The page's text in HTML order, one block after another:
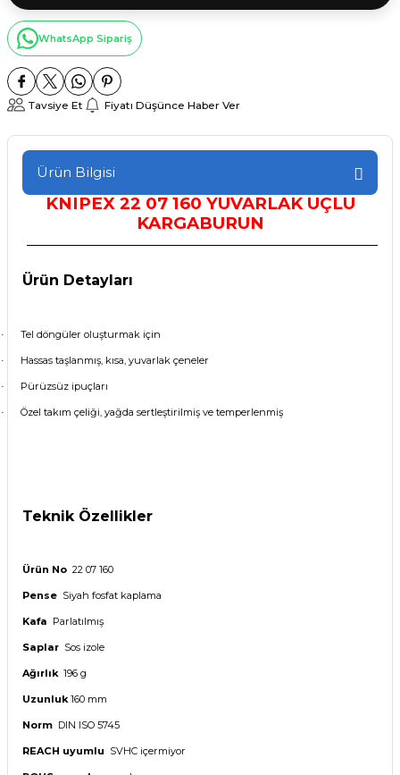
WhatsApp Sipariş
Tavsiye Et Fiyatı Düşünce Haber Ver
Ürün Bilgisi
KNIPEX 22 07160 YUVARLAK UÇLU
KARGABURUN
Ürün Detayları
· Tel döngüler oluşturmak için
· Hassas taşlanmış, kısa, yuvarlak çeneler
· Pürüzsüz ipuçları
· Özel takım çeliği, yağda sertleştirilmiş ve temperlenmiş
Teknik Özellikler
Ürün No 22 07 160
Pense Siyah fosfat kaplama
Kafa Parlatılmış
Saplar Sos izole
Ağırlık 196 g
Uzunluk 160 mm
Norm DIN ISO 5745
REACH uyumlu SVHC içermiyor